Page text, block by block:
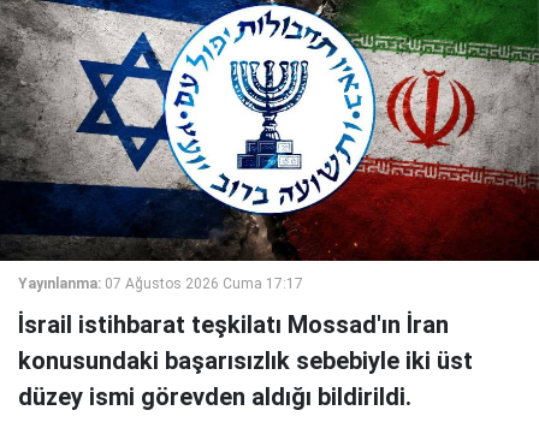
Yayınlanma: 07 Ağustos 2026 Cuma 17:17
İsrail istihbarat teşkilatı Mossad'ın İran
konusundaki başarısızlık sebebiyle iki üst
düzey ismi görevden aldığı bildirildi.